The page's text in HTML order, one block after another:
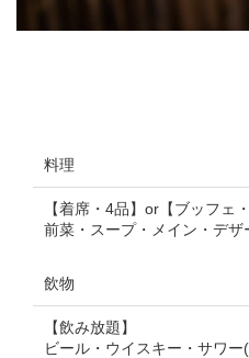
料理
【着席・4品】or【ブッフェ
前菜・スープ・メイン・デザ
飲物
【飲み放題】
ビール・ウイスキー・サワ